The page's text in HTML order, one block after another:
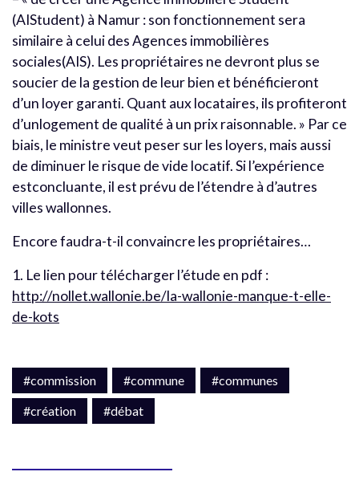
(AIStudent) à Namur : son fonctionnement sera
similaire à celui des Agences immobilières
sociales(AIS). Les propriétaires ne devront plus se
soucier de la gestion de leur bien et bénéficieront
d’un loyer garanti. Quant aux locataires, ils profiteront
d’unlogement de qualité à un prix raisonnable. » Par ce
biais, le ministre veut peser sur les loyers, mais aussi
de diminuer le risque de vide locatif. Si l’expérience
estconcluante, il est prévu de l’étendre à d’autres
villes wallonnes.
Encore faudra-t-il convaincre les propriétaires…
1. Le lien pour télécharger l’étude en pdf :
http://nollet.wallonie.be/la-wallonie-manque-t-elle-
de-kots
#commission #commune
#communes
#création
#débat